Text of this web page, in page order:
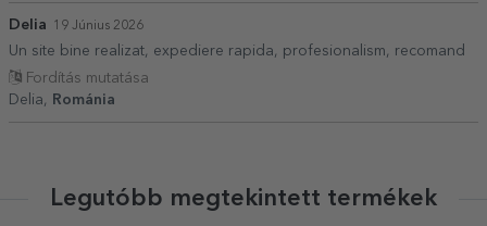
Delia 19 Június 2026
Un site bine realizat, expediere rapida, profesionalism, recomand
Fordítás mutatása
Delia,
Románia
Legutóbb megtekintett termékek